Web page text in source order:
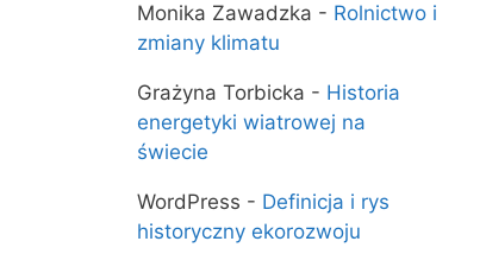
Monika Zawadzka - Rolnictwo i
zmiany klimatu
Grażyna Torbicka - Historia
energetyki wiatrowej na
świecie
WordPress - Definicja i rys
historyczny ekorozwoju